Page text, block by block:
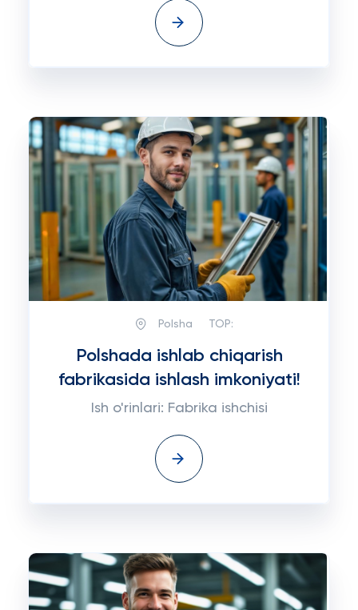
Polsha TOP:
Polshada ishlab chiqarish
fabrikasida ishlash imkoniyati!
Ish o'rinlari: Fabrika ishchisi